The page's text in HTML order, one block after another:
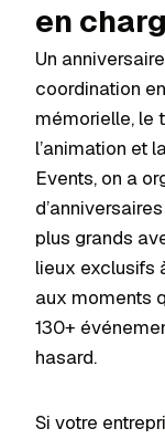
en
Un
coordination
mémorielle, le
l’animation et
Events, on a
plus grands
lieux exclusifs
aux moments
130+
hasard.
Si votre